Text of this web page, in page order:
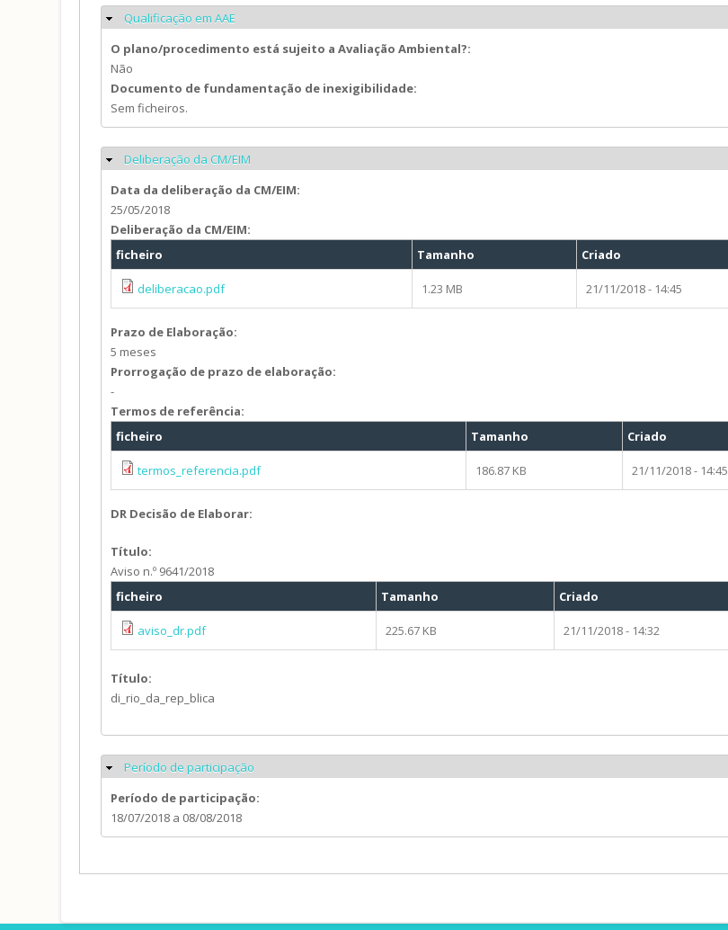
Ocultar
Qualificação em AAE
O plano/procedimento está sujeito a Avaliação Ambiental?:
Não
Documento de fundamentação de inexigibilidade:
Sem ficheiros.
Ocultar
Deliberação da CM/EIM
Data da deliberação da CM/EIM:
25/05/2018
Deliberação da CM/EIM:
ficheiro
Tamanho Criado
deliberacao.pdf 1.23 MB 21/11/2018 - 14:45
Prazo de Elaboração:
5 meses
Prorrogação de prazo de elaboração:
-
Termos de referência:
ficheiro
Tamanho Criado
termos_referencia.pdf 186.87 KB 21/11/2018 - 14:45
DR Decisão de Elaborar:
Título:
Aviso n.º 9641/2018
ficheiro
Tamanho Criado
aviso_dr.pdf 225.67 KB 21/11/2018 - 14:32
Título:
di_rio_da_rep_blica
Ocultar
Período de participação
Período de participação:
18/07/2018 a 08/08/2018